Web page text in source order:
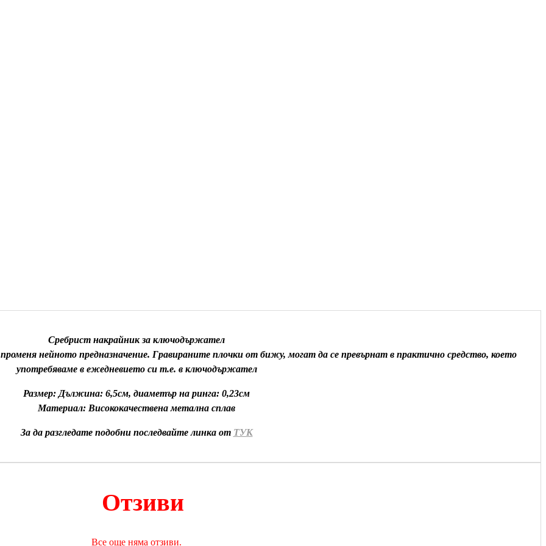
Сребрист накрайник за ключодържател
нейното предназначение. Гравираните плочки от бижу, могат да се превърнат в практично средство, което
употребяваме в ежедневието си т.е. в ключодържател
Размер: Дължина: 6,5см, диаметър на ринга: 0,23см
Материал: Висококачествена метална сплав
За да разгледате подобни последвайте линка от ТУК
Отзиви
Все още няма отзиви.